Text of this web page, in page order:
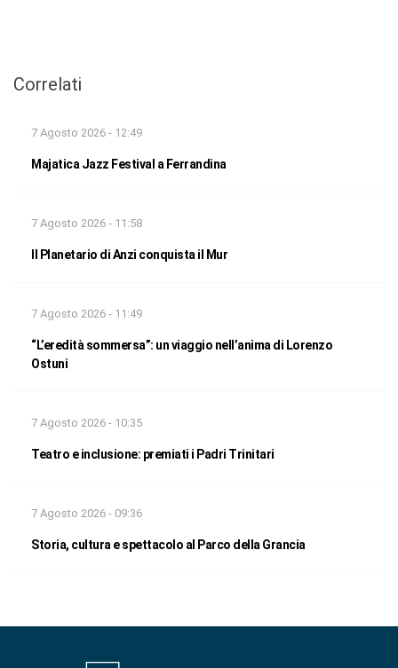
Correlati
7 Agosto 2026 - 12:49
Majatica Jazz Festival a Ferrandina
7 Agosto 2026 - 11:58
Il Planetario di Anzi conquista il Mur
7 Agosto 2026 - 11:49
“L’eredità sommersa”: un viaggio nell’anima di Lorenzo
Ostuni
7 Agosto 2026 - 10:35
Teatro e inclusione: premiati i Padri Trinitari
7 Agosto 2026 - 09:36
Storia, cultura e spettacolo al Parco della Grancia